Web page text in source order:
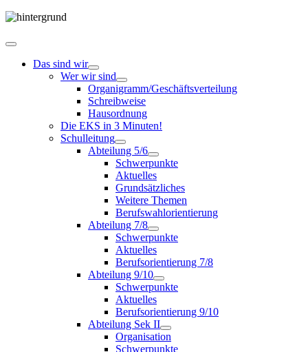
Das sind wir
Wer wir sind
Organigramm/Geschäftsverteilung
Schreibweise
Hausordnung
Die EKS in 3 Minuten!
Schulleitung
Abteilung 5/6
Schwerpunkte
Aktuelles
Grundsätzliches
Weitere Themen
Berufswahlorientierung
Abteilung 7/8
Schwerpunkte
Aktuelles
Berufsorientierung 7/8
Abteilung 9/10
Schwerpunkte
Aktuelles
Berufsorientierung 9/10
Abteilung Sek II
Organisation
Schwerpunkte